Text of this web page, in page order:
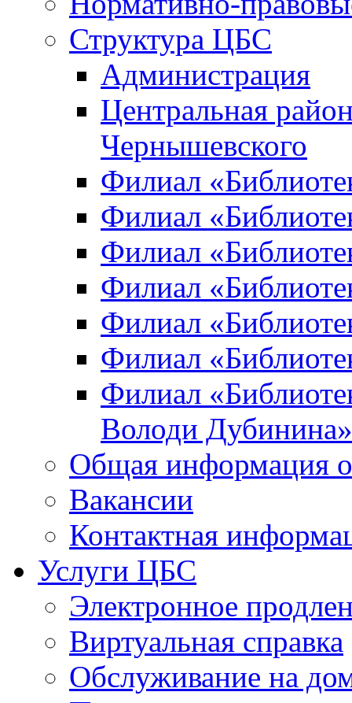
Структура ЦБС
Администрация
Центральная
Чернышевского
Филиал
Филиал
Филиал
Филиал
Филиал
Филиал
Филиал
Володи Дубинина»
Общая информация
Вакансии
Контактная
Услуги ЦБС
Электронное
Виртуальная справка
Обслуживание на